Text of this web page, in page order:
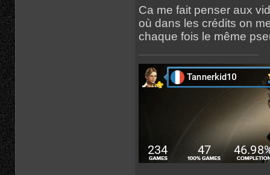
Ca me fait penser aux
où dans les crédits on
chaque fois le même